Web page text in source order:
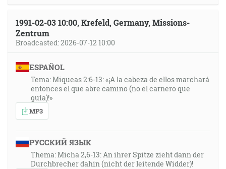
1991-02-03 10:00, Krefeld, Germany, Missions-
Zentrum
Broadcasted: 2026-07-12 10:00
ESPAÑOL
Tema: Miqueas 2:6-13: «¡A la cabeza de ellos marchará
entonces el que abre camino (no el carnero que
guía)!»
MP3
РУССКИЙ ЯЗЫК
Thema: Micha 2,6-13: An ihrer Spitze zieht dann der
Durchbrecher dahin (nicht der leitende Widder)!